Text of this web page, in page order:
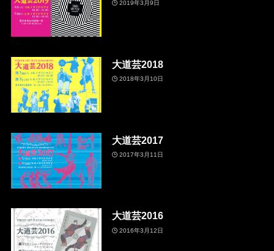
2019年3月9日
大道芸2018
2018年3月10日
大道芸2017
2017年3月11日
大道芸2016
2016年3月12日